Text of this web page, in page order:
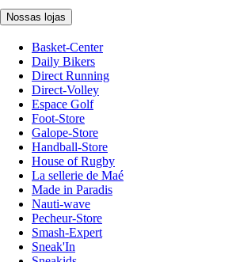
Nossas lojas
Basket-Center
Daily Bikers
Direct Running
Direct-Volley
Espace Golf
Foot-Store
Galope-Store
Handball-Store
House of Rugby
La sellerie de Maé
Made in Paradis
Nauti-wave
Pecheur-Store
Smash-Expert
Sneak'In